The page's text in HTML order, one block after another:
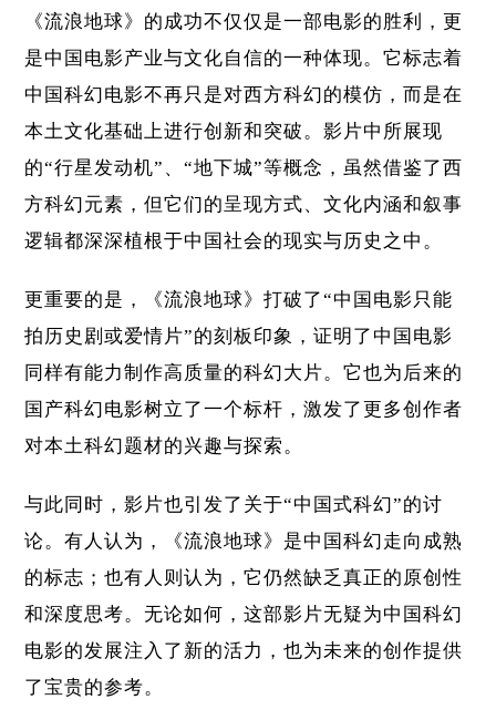
《流浪地球》的成功不仅仅是一部电影的胜利，更
是中国电影产业与文化自信的一种体现。它标志着
中国科幻电影不再只是对西方科幻的模仿，而是在
本土文化基础上进行创新和突破。影片中所展现
的“行星发动机”、“地下城”等概念，虽然借鉴了西
方科幻元素，但它们的呈现方式、文化内涵和叙事
逻辑都深深植根于中国社会的现实与历史之中。
更重要的是，《流浪地球》打破了“中国电影只能
拍历史剧或爱情片”的刻板印象，证明了中国电影
同样有能力制作高质量的科幻大片。它也为后来的
国产科幻电影树立了一个标杆，激发了更多创作者
对本土科幻题材的兴趣与探索。
与此同时，影片也引发了关于“中国式科幻”的讨
论。有人认为，《流浪地球》是中国科幻走向成熟
的标志；也有人则认为，它仍然缺乏真正的原创性
和深度思考。无论如何，这部影片无疑为中国科幻
电影的发展注入了新的活力，也为未来的创作提供
了宝贵的参考。